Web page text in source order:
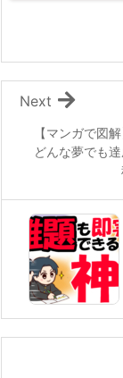
【マンガで図
どんな夢でも
Next